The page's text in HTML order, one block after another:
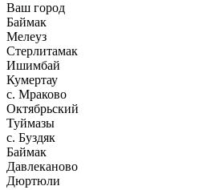
Ваш город
Баймак
Мелеуз
Стерлитамак
Ишимбай
Кумертау
c. Мраково
Октябрьский
Туймазы
c. Буздяк
Баймак
Давлеканово
Дюртюли